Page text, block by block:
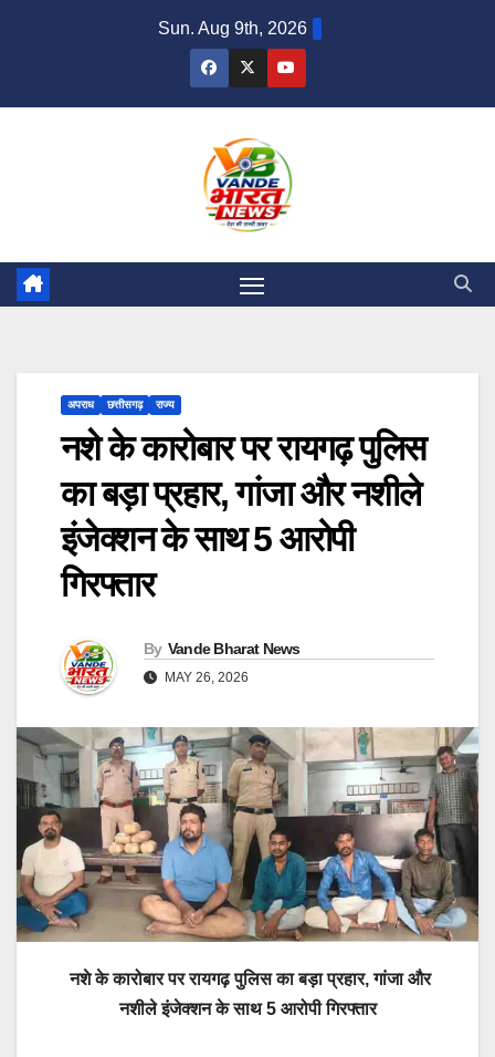
Sun. Aug 9th, 2026
अपराध छत्तीसगढ़ राज्य
नशे के कारोबार पर रायगढ़ पुलिस
का बड़ा प्रहार, गांजा और नशीले
इंजेक्शन के साथ 5 आरोपी
गिरफ्तार
By Vande Bharat News
MAY 26, 2026
नशे के कारोबार पर रायगढ़ पुलिस का बड़ा प्रहार, गांजा और
नशीले इंजेक्शन के साथ 5 आरोपी गिरफ्तार